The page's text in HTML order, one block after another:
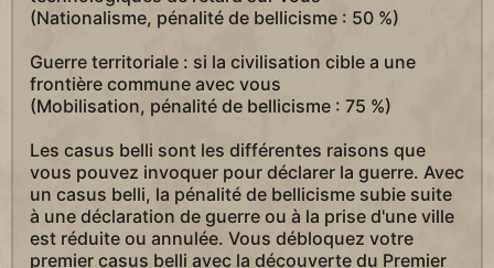
(Nationalisme, pénalité de bellicisme : 50 %)
Guerre territoriale : si la civilisation cible a une
frontière commune avec vous
(Mobilisation, pénalité de bellicisme : 75 %)
Les casus belli sont les différentes raisons que
vous pouvez invoquer pour déclarer la guerre. Avec
un casus belli, la pénalité de bellicisme subie suite
à une déclaration de guerre ou à la prise d'une ville
est réduite ou annulée. Vous débloquez votre
premier casus belli avec la découverte du Premier